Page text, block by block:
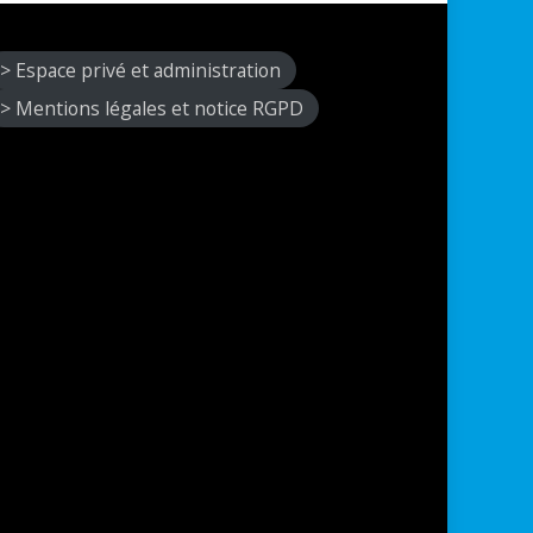
> Espace privé et administration
> Mentions légales et notice RGPD